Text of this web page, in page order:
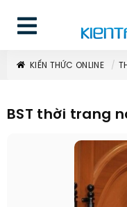
KIẾN THỨC ONLINE
BST thời trang